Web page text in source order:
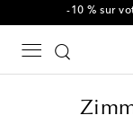
-10 % sur